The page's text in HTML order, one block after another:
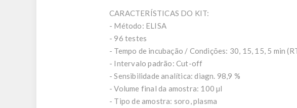
CARACTERÍSTICAS DO KIT:
- Método: ELISA
- 96 testes
- Tempo de incubação / Condições: 30, 15, 15, 5 min
- Intervalo padrão: Cut-off
- Sensibilidade analítica: diagn. 98,9 %
- Volume final da amostra: 100 µl
- Tipo de amostra: soro, plasma